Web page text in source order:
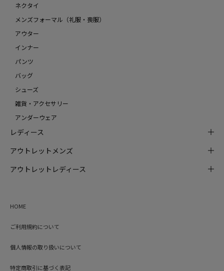
ネクタイ
メンズフォーマル（礼服・喪服）
アウター
インナー
パンツ
バッグ
シューズ
雑貨・アクセサリー
アンダーウェア
レディース
アウトレットメンズ
アウトレットレディース
HOME
ご利用規約について
個人情報の取り扱いについて
特定商取引に基づく表記